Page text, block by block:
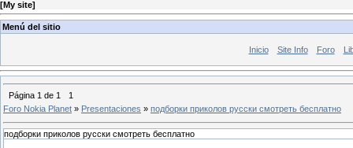
[My site]
Menú del sitio
Inicio Site Info Foro
Página 1 de 1
1
Foro Nokia Planet » Presentaciones » подборки приколов русски смотреть бесплатно
подборки приколов русски смотреть бесплатно